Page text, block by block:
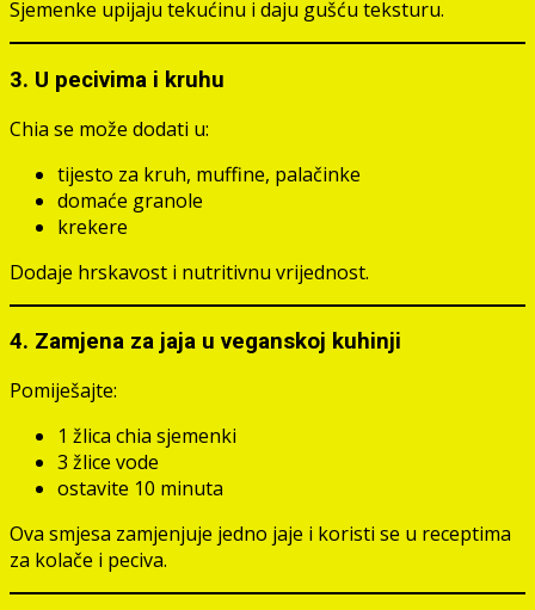
Sjemenke upijaju tekućinu i daju gušću teksturu.
3. U pecivima i kruhu
Chia se može dodati u:
tijesto za kruh, muffine, palačinke
domaće granole
krekere
Dodaje hrskavost i nutritivnu vrijednost.
4. Zamjena za jaja u veganskoj kuhinji
Pomiješajte:
1 žlica chia sjemenki
3 žlice vode
ostavite 10 minuta
Ova smjesa zamjenjuje jedno jaje i koristi se u receptima
za kolače i peciva.